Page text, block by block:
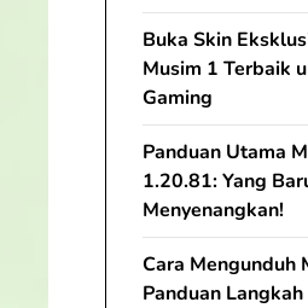
Buka Skin
Musim 1 Terbaik
Gaming
Panduan Utama
1.20.81: Yang
Menyenangkan!
Cara Mengunduh
Panduan